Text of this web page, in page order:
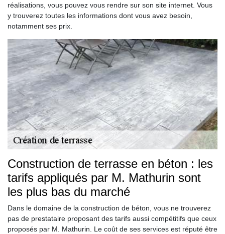
réalisations, vous pouvez vous rendre sur son site internet. Vous
y trouverez toutes les informations dont vous avez besoin,
notamment ses prix.
Construction de terrasse en béton : les
tarifs appliqués par M. Mathurin sont
les plus bas du marché
Dans le domaine de la construction de béton, vous ne trouverez
pas de prestataire proposant des tarifs aussi compétitifs que ceux
proposés par M. Mathurin. Le coût de ses services est réputé être